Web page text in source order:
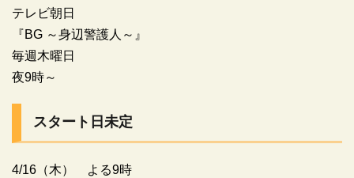
テレビ朝日
『BG ～身辺警護人～』
毎週木曜日
夜9時～
スタート日未定
4/16（木） よる9時